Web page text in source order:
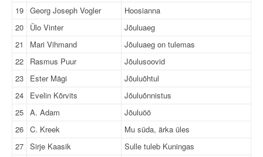
19 Georg Joseph Vogler
Hoosianna
20
Ülo Vinter
Jõuluaeg
21
Mari Vihmand
Jõuluaeg on tulemas
22
Rasmus Puur
Jõulusoovid
23
Ester Mägi
Jõuluõhtul
24
Evelin Kõrvits
Jõuluõnnistus
25 A. Adam
Jõuluöö
26 C. Kreek
Mu süda, ärka üles
27 Sirje Kaasik
Sulle tuleb Kuningas